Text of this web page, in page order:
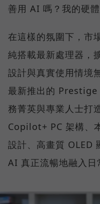
善用 AI 嗎？我的硬
在這樣的氛圍下，市
純搭載最新處理器，
設計與真實使用情境
最新推出的
務菁英與專業人士打
Copilot+ PC 架構、
設計、高畫質 OLED
AI 真正流暢地融入日